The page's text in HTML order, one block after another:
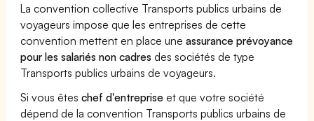
La convention collective Transports publics urbains de
voyageurs impose que les entreprises de cette
convention mettent en place uneassurance prévoyance
pour les salariés non cadres des sociétés de type
Transports publics urbains de voyageurs.
Si vous êteschef d'entreprise et que votre société
dépend de la convention Transports publics urbains de